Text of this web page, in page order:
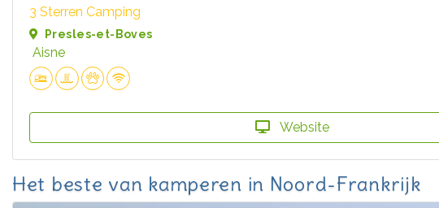
3 Sterren Camping
Presles-et-Boves
Aisne
Website
Het beste van kamperen in Noord-Frankrijk